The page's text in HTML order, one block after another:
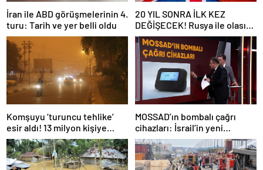
İran ile ABD görüşmelerinin 4.
turu: Tarih ve yer belli oldu
20 YIL SONRA İLK KEZ
DEĞİŞECEK! Rusya ile olası
savaş… İngiltere’nin gizli
planı güncelleniyor!
Komşuyu ‘turuncu tehlike’
esir aldı! 13 milyon kişiye
“evde kalın” uyarısı…
MOSSAD’ın bombalı çağrı
cihazları: İsrail’in yeni
suikastını MİT önledi